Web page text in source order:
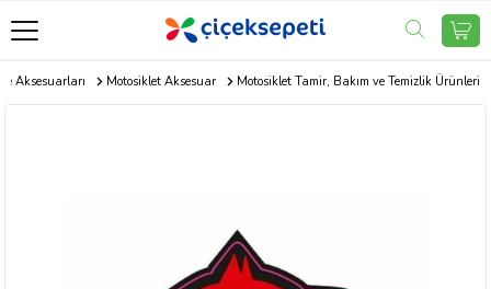
Aksesuarları Motosiklet Aksesuar Motosiklet Tamir, Bakım ve Temizlik Ürünleri